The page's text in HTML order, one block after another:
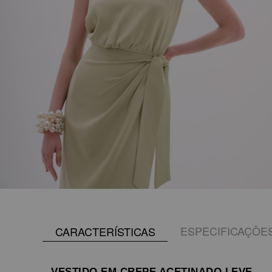
CARACTERÍSTICAS